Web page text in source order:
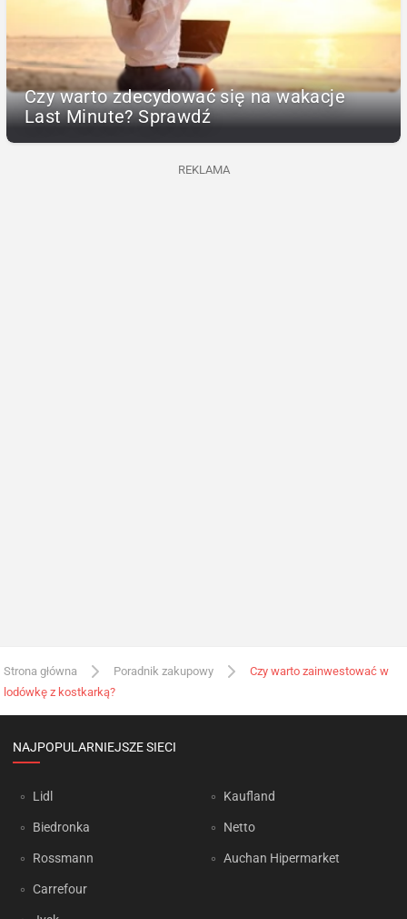
Czy warto zdecydować się na wakacje
Last Minute? Sprawdź
REKLAMA
Strona główna Poradnik zakupowy
Czy warto zainwestować w
lodówkę z kostkarką?
NAJPOPULARNIEJSZE SIECI
Lidl
Biedronka
Rossmann
Carrefour
Kaufland
Netto
Auchan Hipermarket